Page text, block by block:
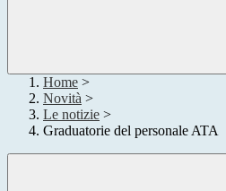
Home >
Novità >
Le notizie >
Graduatorie del personale ATA